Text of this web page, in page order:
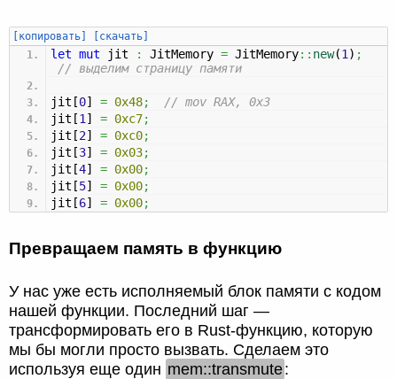
[копировать] [скачать]
let mut jit : JitMemory = JitMemory:: new(1 ) ;
// выделим страницу памяти
jit [0] = 0x48;
// mov RAX, 0x3
jit [1 ] = 0xc7;
jit [2] = 0xc0;
jit [3] = 0x03;
jit [4] = 0x00;
jit [5] = 0x00;
jit [6] = 0x00;
Превращаем память в функцию
У нас уже есть исполняемый блок памяти с кодом
нашей функции. Последний шаг —
трансформировать его в Rust-функцию, которую
мы бы могли просто вызвать. Сделаем это
используя еще один mem::transmute: